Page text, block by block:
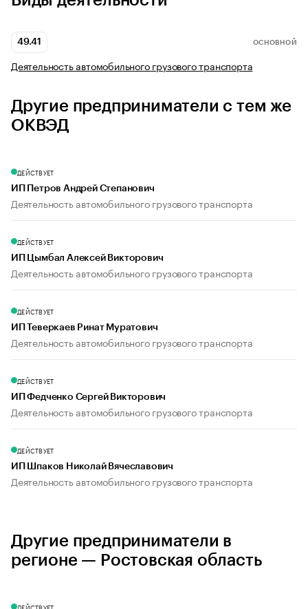
49.41 ОСНОВНОЙ
Деятельность автомобильного грузового транспорта
Другие предприниматели с тем же
ОКВЭД
ДЕЙСТВУЕТ
ИП Петров Андрей Степанович
Деятельность автомобильного грузового транспорта
ДЕЙСТВУЕТ
ИП Цымбал Алексей Викторович
Деятельность автомобильного грузового транспорта
ДЕЙСТВУЕТ
ИП Теверкаев Ринат Муратович
Деятельность автомобильного грузового транспорта
ДЕЙСТВУЕТ
ИП Федченко Сергей Викторович
Деятельность автомобильного грузового транспорта
ДЕЙСТВУЕТ
ИП Шпаков Николай Вячеславович
Деятельность автомобильного грузового транспорта
Другие предприниматели в
регионе — Ростовская область